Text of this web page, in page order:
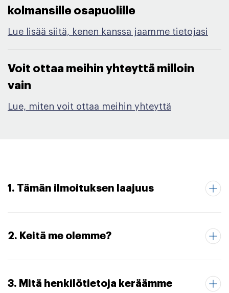
kolmansille osapuolille​
Lue lisää siitä, kenen kanssa jaamme tietojasi
Voit ottaa meihin yhteyttä milloin
vain​
Lue, miten voit ottaa meihin yhteyttä
1. Tämän ilmoituksen laajuus
2. Keitä me olemme?
3. Mitä henkilötietoja keräämme